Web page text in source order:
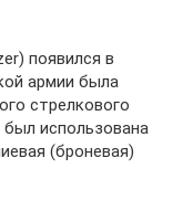
появился в
армии была
стрелкового
использована
(броневая)